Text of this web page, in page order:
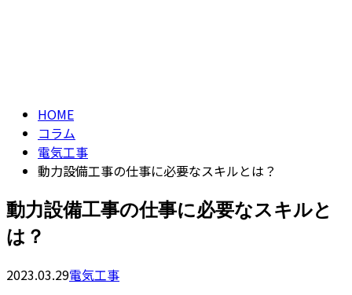
HOME
コラム
電気工事
動力設備工事の仕事に必要なスキルとは？
動力設備工事の仕事に必要なスキルと
は？
2023.03.29電気工事